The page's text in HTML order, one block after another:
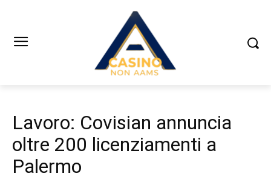
Lavoro: Covisian annuncia
oltre 200 licenziamenti a
Palermo